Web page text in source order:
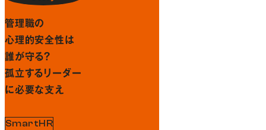
管理職の
心理的安全性は
誰が守る？
孤立するリーダー
に必要な支え
SmartHR